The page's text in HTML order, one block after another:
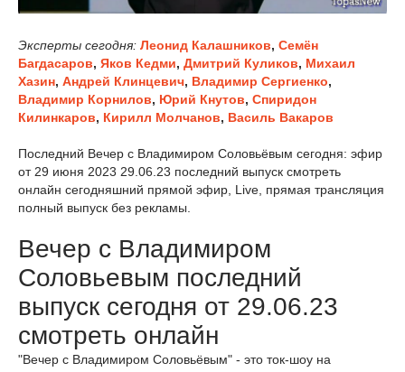
Эксперты сегодня: Леонид Калашников, Семён
Багдасаров, Яков Кедми, Дмитрий Куликов, Михаил
Хазин, Андрей Клинцевич, Владимир Сергиенко,
Владимир Корнилов, Юрий Кнутов, Спиридон
Килинкаров, Кирилл Молчанов, Василь Вакаров
Последний Вечер с Владимиром Соловьёвым сегодня: эфир
от 29 июня 2023 29.06.23 последний выпуск смотреть
онлайн сегодняшний прямой эфир, Live, прямая трансляция
полный выпуск без рекламы.
Вечер с Владимиром
Соловьевым последний
выпуск сегодня от 29.06.23
смотреть онлайн
"Вечер с Владимиром Соловьёвым" - это ток-шоу на